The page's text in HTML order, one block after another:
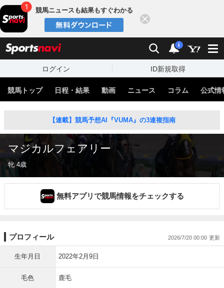
競馬ニュースも結果もすぐわかる
検索 通知
i
ログイン ID新規取得
競馬トップ 日程・結果 動画 ニュース コラム 公式情
【連載】競馬予想AI『VUMA』の3連複指南
マジカルフェアリー
牝 4歳
無料アプリで競馬情報をチェックする
プロフィール 2026/7/20 00:00
生年月日 2022年2月9日
毛色 鹿毛